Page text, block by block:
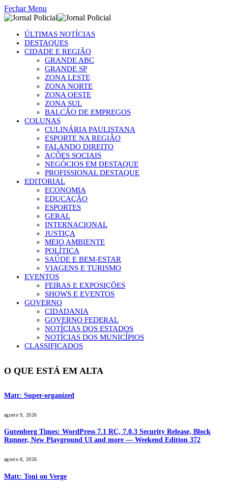
Fechar Menu
ÚLTIMAS NOTÍCIAS
DESTAQUES
CIDADE E REGIÃO
GRANDE ABC
GRANDE SP
ZONA LESTE
ZONA NORTE
ZONA OESTE
ZONA SUL
BALCÃO DE EMPREGOS
COLUNAS
CULINÁRIA PAULISTANA
ESPORTE NA REGIÃO
FALANDO DIREITO
AÇÕES SOCIAIS
NEGÓCIOS EM DESTAQUE
PROFISSIONAL DESTAQUE
EDITORIAL
ECONOMIA
EDUCAÇÃO
ESPORTES
GERAL
INTERNACIONAL
JUSTIÇA
MEIO AMBIENTE
POLÍTICA
SAÚDE E BEM-ESTAR
VIAGENS E TURISMO
EVENTOS
FEIRAS E EXPOSIÇÕES
SHOWS E EVENTOS
GOVERNO
CIDADANIA
GOVERNO FEDERAL
NOTÍCIAS DOS ESTADOS
NOTÍCIAS DOS MUNICÍPIOS
CLASSIFICADOS
O QUE ESTÁ EM ALTA
Matt: Super-organized
agosto 9, 2026
Gutenberg Times: WordPress 7.1 RC, 7.0.3 Security Release, Block
Runner, New Playground UI and more — Weekend Edition 372
agosto 8, 2026
Matt: Toni on Verge